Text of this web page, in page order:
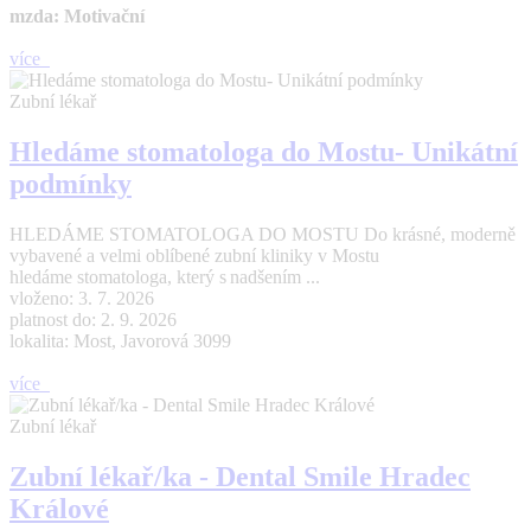
mzda: Motivační
více
Zubní lékař
Hledáme stomatologa do Mostu- Unikátní
podmínky
HLEDÁME STOMATOLOGA DO MOSTU Do krásné, moderně
vybavené a velmi oblíbené zubní kliniky v Mostu
hledáme stomatologa, který s nadšením ...
vloženo: 3. 7. 2026
platnost do: 2. 9. 2026
lokalita: Most, Javorová 3099
více
Zubní lékař
Zubní lékař/ka - Dental Smile Hradec
Králové